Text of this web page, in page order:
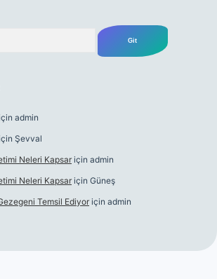
admin
Şevval
Neleri Kapsar için admin
Neleri Kapsar için Güneş
Temsil Ediyoriçin admin